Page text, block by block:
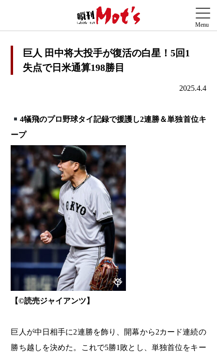
巨人 田中将大投手が復活の白星！5回1
失点で日米通算198勝目
2025.4.4
4犠飛のプロ野球タイ記録で援護し2連勝＆単独首位キ
ープ
【©︎読売ジャイアンツ】
巨人が中日相手に2連勝を飾り、開幕から2カード連続の
勝ち越しを決めた。これで5勝1敗とし、単独首位をキー